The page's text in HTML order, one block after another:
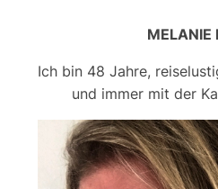
MELANIE
Ich bin 48 Jahre,
und immer mit der